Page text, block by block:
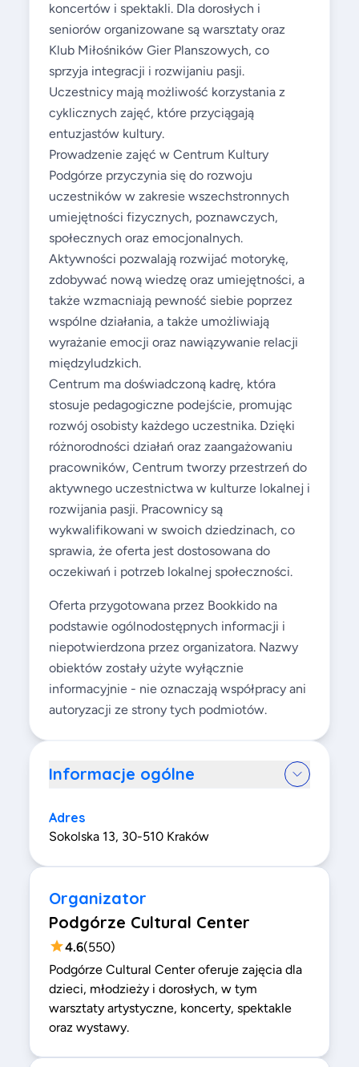
koncertów i spektakli. Dla dorosłych i
seniorów organizowane są warsztaty oraz
Klub Miłośników Gier Planszowych, co
sprzyja integracji i rozwijaniu pasji.
Uczestnicy mają możliwość korzystania z
cyklicznych zajęć, które przyciągają
entuzjastów kultury.
Prowadzenie zajęć w Centrum Kultury
Podgórze przyczynia się do rozwoju
uczestników w zakresie wszechstronnych
umiejętności fizycznych, poznawczych,
społecznych oraz emocjonalnych.
Aktywności pozwalają rozwijać motorykę,
zdobywać nową wiedzę oraz umiejętności, a
także wzmacniają pewność siebie poprzez
wspólne działania, a także umożliwiają
wyrażanie emocji oraz nawiązywanie relacji
międzyludzkich.
Centrum ma doświadczoną kadrę, która
stosuje pedagogiczne podejście, promując
rozwój osobisty każdego uczestnika. Dzięki
różnorodności działań oraz zaangażowaniu
pracowników, Centrum tworzy przestrzeń do
aktywnego uczestnictwa w kulturze lokalnej i
rozwijania pasji. Pracownicy są
wykwalifikowani w swoich dziedzinach, co
sprawia, że oferta jest dostosowana do
oczekiwań i potrzeb lokalnej społeczności.
Oferta przygotowana przez Bookkido na
podstawie ogólnodostępnych informacji i
niepotwierdzona przez organizatora. Nazwy
obiektów zostały użyte wyłącznie
informacyjnie - nie oznaczają współpracy ani
autoryzacji ze strony tych podmiotów.
Informacje ogólne
Adres
Sokolska 13, 30-510 Kraków
Organizator
Podgórze Cultural Center
4.6(550)
Podgórze Cultural Center oferuje zajęcia dla
dzieci, młodzieży i dorosłych, w tym
warsztaty artystyczne, koncerty, spektakle
oraz wystawy.